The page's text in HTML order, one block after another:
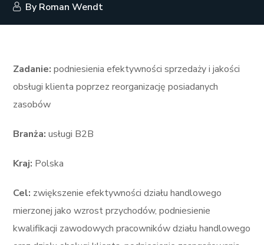
By Roman Wendt
Zadanie: podniesienia efektywności sprzedaży i jakości
obsługi klienta poprzez reorganizację posiadanych
zasobów
Branża: usługi B2B
Kraj: Polska
Cel: zwiększenie efektywności działu handlowego
mierzonej jako wzrost przychodów, podniesienie
kwalifikacji zawodowych pracowników działu handlowego